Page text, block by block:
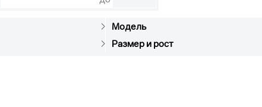
Модель
Размер и рост